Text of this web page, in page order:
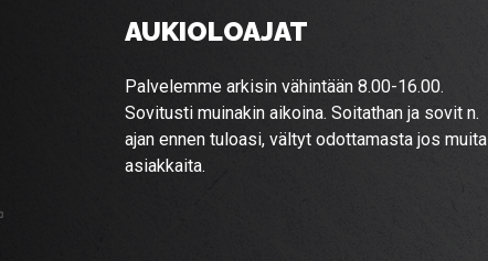
AUKIOLOAJAT
Palvelemme arkisin vähintään 8.00-16.00.
Sovitusti muinakin aikoina. Soitathan ja sovit n.
ajan ennen tuloasi, vältyt odottamasta jos muita
asiakkaita.